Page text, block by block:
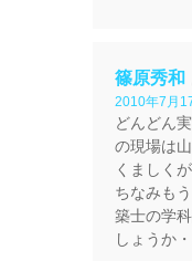
篠原秀和
2010年7月
どんどん
の現場は
くましく
ちなみも
築士の学
しょうか・